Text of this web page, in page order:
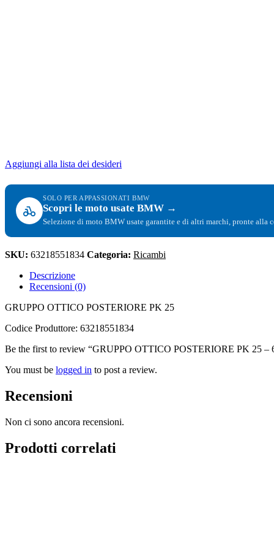
Aggiungi alla lista dei desideri
SOLO PER APPASSIONATI BMW
Scopri le moto usate BMW →
Selezione di moto BMW usate garantite e di altri marchi, pronte alla
SKU: 63218551834 Categoria: Ricambi
Descrizione
Recensioni (0)
GRUPPO OTTICO POSTERIORE PK 25
Codice Produttore: 63218551834
Be the first to review “GRUPPO OTTICO POSTERIORE PK 25 –
You must be logged in to post a review.
Recensioni
Non ci sono ancora recensioni.
Prodotti correlati